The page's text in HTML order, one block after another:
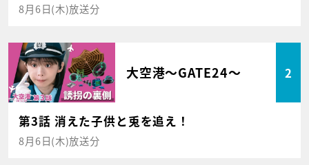
8月6日(木)放送分
大空港～GATE24～ 2
第3話 消えた子供と兎を追え！
8月6日(木)放送分